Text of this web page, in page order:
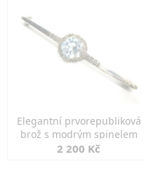
Elegantní prvorepubliková
brož s modrým spinelem
2 200 Kč